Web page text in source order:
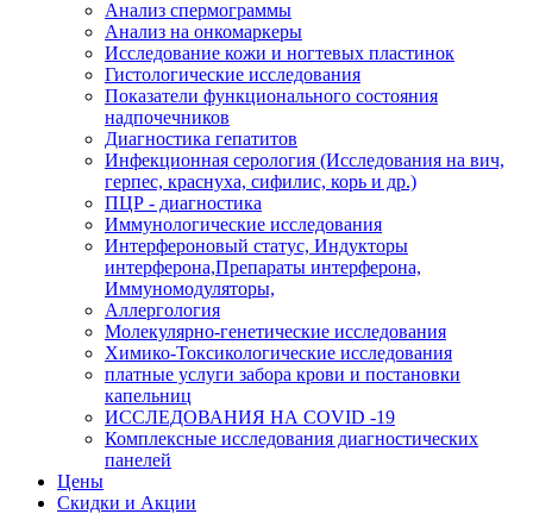
Анализ спермограммы
Анализ на онкомаркеры
Исследование кожи и ногтевых пластинок
Гистологические исследования
Показатели функционального состояния
надпочечников
Диагностика гепатитов
Инфекционная серология (Исследования на вич,
герпес, краснуха, сифилис, корь и др.)
ПЦР - диагностика
Иммунологические исследования
Интерфероновый статус, Индукторы
интерферона,Препараты интерферона,
Иммуномодуляторы,
Аллергология
Молекулярно-генетические исследования
Химико-Токсикологические исследования
платные услуги забора крови и постановки
капельниц
ИССЛЕДОВАНИЯ НА COVID -19
Комплексные исследования диагностических
панелей
Цены
Скидки и Акции